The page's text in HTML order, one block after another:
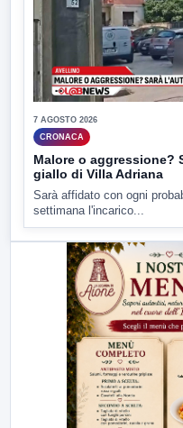
7 AGOSTO 2026
CRONACA
Malore o aggressione?
giallo di Villa Adriana
Sarà affidato con ogni
settimana l'incarico...